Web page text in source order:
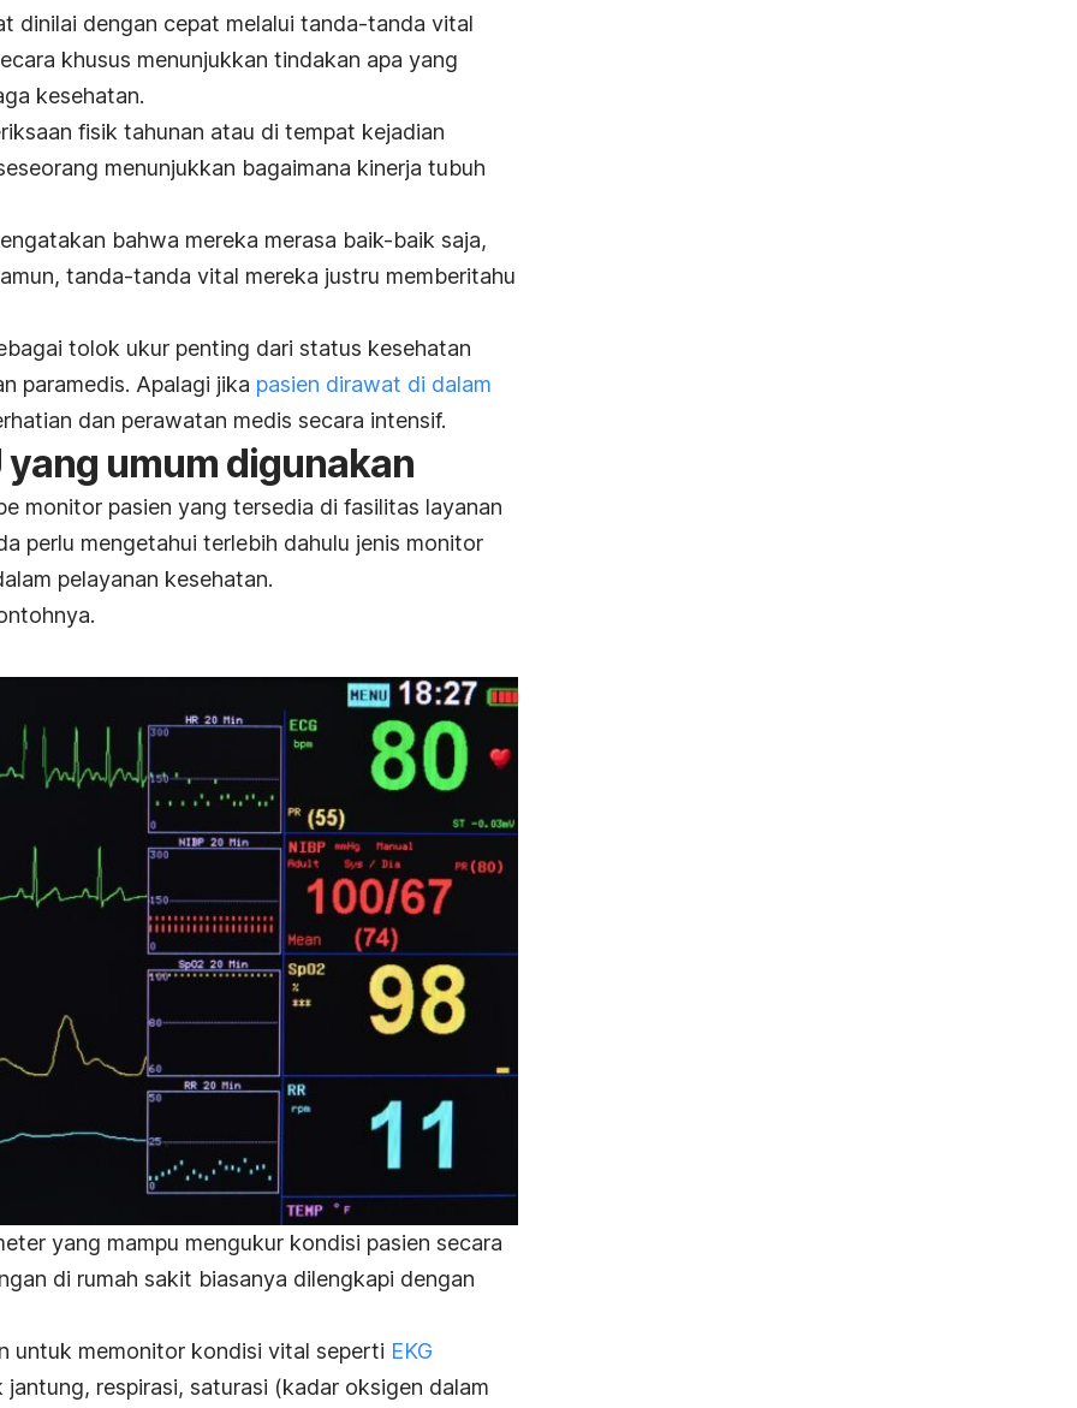
dinilai dengan cepat melalui tanda-tanda vital
khusus menunjukkan tindakan apa yang
kesehatan.
fisik tahunan atau di tempat kejadian
menunjukkan bagaimana kinerja tubuh
bahwa mereka merasa baik-baik saja,
tanda-tanda vital mereka justru memberitahu
tolok ukur penting dari status kesehatan
paramedis. Apalagi jika pasien dirawat di dalam
dan perawatan medis secara intensif.
umum digunakan
monitor pasien yang tersedia di fasilitas layanan
perlu mengetahui terlebih dahulu jenis monitor
pelayanan kesehatan.
yang mampu mengukur kondisi pasien secara
di rumah sakit biasanya dilengkapi dengan
untuk memonitor kondisi vital seperti EKG
respirasi, saturasi (kadar oksigen dalam